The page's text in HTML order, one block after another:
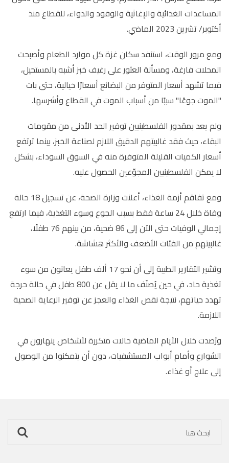
المساعدات الغذائية والإغاثية والوقود والدواء، للقطاع منذ
أكتوبر/ تشرين 2023 الماضي.
ومع مرور الوقت، استنفد سكان غزة كل موارد الطعام وأصبحت
المحلات فارغة، ومسألة العثور على رغيف خبز أشبه بالمستحيل،
فيما تشهد أسعار المتوفر من البضائع أسعارًا خيالية، حتى بات
"الموت جوعًا" سببًا من أسباب الموت في القطاع وأشرسها.
ولم يعد بمقدور الفلسطينيين توفير الحد الأدنى من مقومات
البقاء، حيث فقد غالبيتهم الدقيق اللازم لصناعة الخبز، بينما ترتفع
أسعار الكميات القليلة المتوفرة منه في السوق السوداء، بشكل
لا يمكن الفلسطينيين المجوّعين الحصول عليه.
ومع تفاقم أزمة الغذاء، أعلنت وزارة الصحة، عن تسجيل 18 حالة
وفاة خلال 24 ساعة فقط بسبب الجوع وسوء التغذية، فيما ارتفع
إجمالي الوفيات حتى الآن إلى 86 ضحية، من بينهم 76 طفلًا،
غالبيتهم من الفئات الأضعف والأكثر هشاشة.
وتشير التقارير الطبية إلى أن نحو 17 ألف طفل يعانون من سوء
تغذية حاد، في حين يُصنّف ما لا يقل عن 800 طفل في حالة حرجة
تهدد حياتهم، نتيجة نقص الغذاء والعجز عن توفير الرعاية الصحية
اللازمة.
ورُصدت خلال الأيام الماضية حالات متكررة لأشخاص ينهارون في
الشوارع وأمام أبواب المستشفيات، دون أن يتمكنوا من الوصول
إلى علاج أو غذاء.